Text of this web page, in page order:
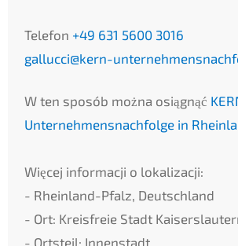
Telefon +49 631 5600 3016
gallucci@kern-
W ten sposób można osiągnąć
Unternehmensnachfolge in
Więcej informacji o lokalizacji:
- Rheinland-Pfalz, Deutschland
- Ort: Kreisfreie Stadt
- Ortsteil: Innenstadt